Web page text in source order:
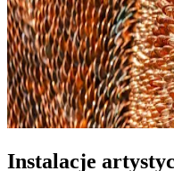
Instalacje